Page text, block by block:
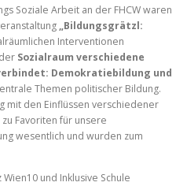
Soziale Arbeit an der FHCW waren
„Bildungsgrätzl:
Interventionen
Sozialraum verschiedene
Demokratiebildung und
Themen politischer Bildung.
mit den Einflüssen verschiedener
Favoriten für unsere
wesentlich und wurden zum
und Inklusive Schule